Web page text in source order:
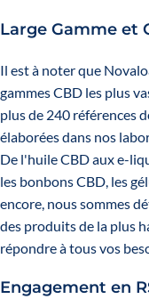
Large Gamme et
Il est à noter que
gammes CBD les plus
plus de 240 références
élaborées dans nos
De l'huile CBD aux e-
les bonbons CBD, les
encore, nous sommes
des produits de la plus
répondre à tous vos
Engagement en